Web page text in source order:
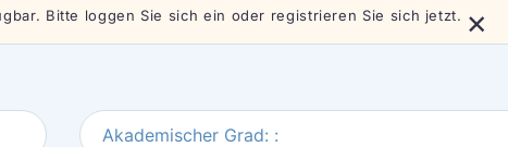
Bitte loggen Sie sich ein oder registrieren Sie sich jetzt. ×
Akademischer Grad: :